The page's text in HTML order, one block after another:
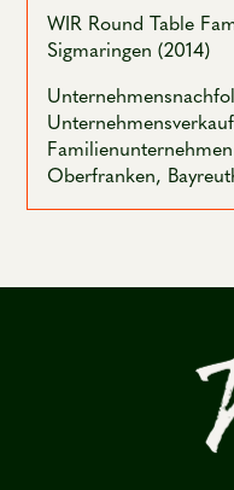
WIR Round Table
Sigmaringen (2014)
Oberfranken,